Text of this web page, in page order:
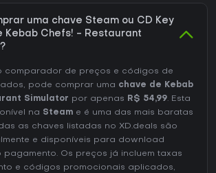
uma chave Steam ou CD Key
Kebab Chefs! - Restaurant
comparador de preços e códigos de
pode comprar uma chave de Kebab
Simulator por apenas R$ 54,99. Esta
na Steam e é uma das mais baratas
as chaves listadas no XD.deals são
e disponíveis para download
pagamento. Os preços já incluem taxas
e códigos promocionais aplicados,